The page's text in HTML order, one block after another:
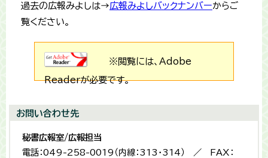
過去の広報みよしは→広報みよしバックナンバーからご
覧ください。
※閲覧には、Adobe
Readerが必要です。
お問い合わせ先
秘書広報室/広報担当
電話：049-258-0019（内線：313・314） ／ FAX：